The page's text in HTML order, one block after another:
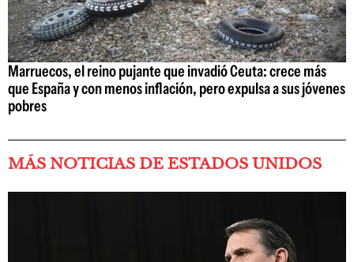
Marruecos, el reino pujante que invadió Ceuta: crece más
que España y con menos inflación, pero expulsa a sus jóvenes
pobres
MÁS NOTICIAS DE ESTADOS UNIDOS